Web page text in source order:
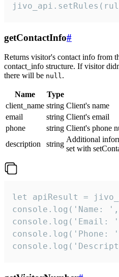
getContactInfo#
Returns visitor's contact info from
contact_info structure. If visitor
there will be null.
Name Type
client_name string Client's name
email
string Client's email
phone
string Client's phone
description
string
Additional
set with
let apiResult =
console.log('Name:
console.log('Email:
console.log('Phone: